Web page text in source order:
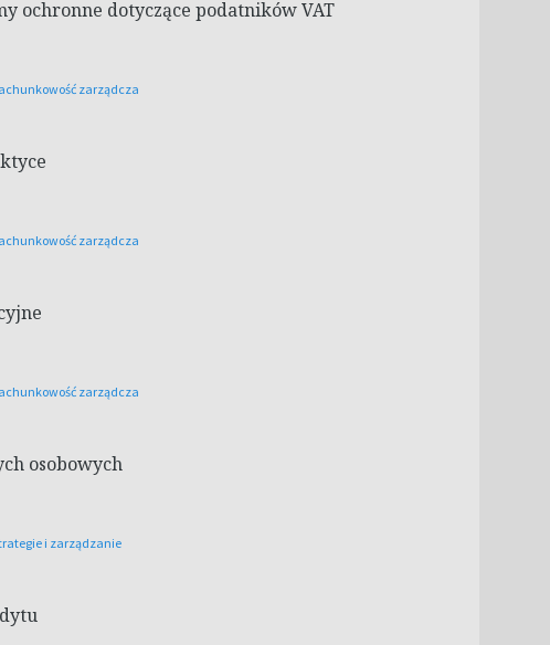
ochronne dotyczące podatników VAT
zarządcza
zarządcza
zarządcza
osobowych
i zarządzanie